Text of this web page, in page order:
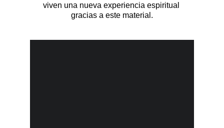
viven una nueva experiencia espiritual
gracias a este material.